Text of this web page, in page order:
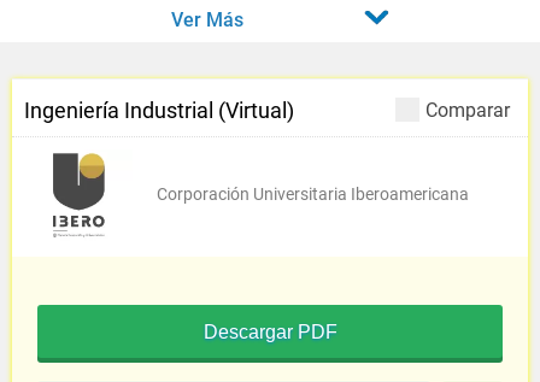
Ver Más
Comparar
Ingeniería Industrial (Virtual)
Corporación Universitaria Iberoamericana
Descargar PDF